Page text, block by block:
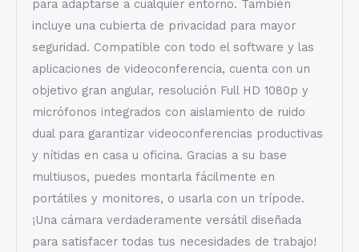
para adaptarse a cualquier entorno. También
incluye una cubierta de privacidad para mayor
seguridad. Compatible con todo el software y las
aplicaciones de videoconferencia, cuenta con un
objetivo gran angular, resolución Full HD 1080p y
micrófonos integrados con aislamiento de ruido
dual para garantizar videoconferencias productivas
y nítidas en casa u oficina. Gracias a su base
multiusos, puedes montarla fácilmente en
portátiles y monitores, o usarla con un trípode.
¡Una cámara verdaderamente versátil diseñada
para satisfacer todas tus necesidades de trabajo!